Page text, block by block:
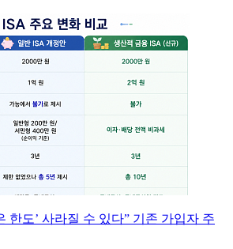
한도’ 사라질 수 있다” 기존 가입자 주